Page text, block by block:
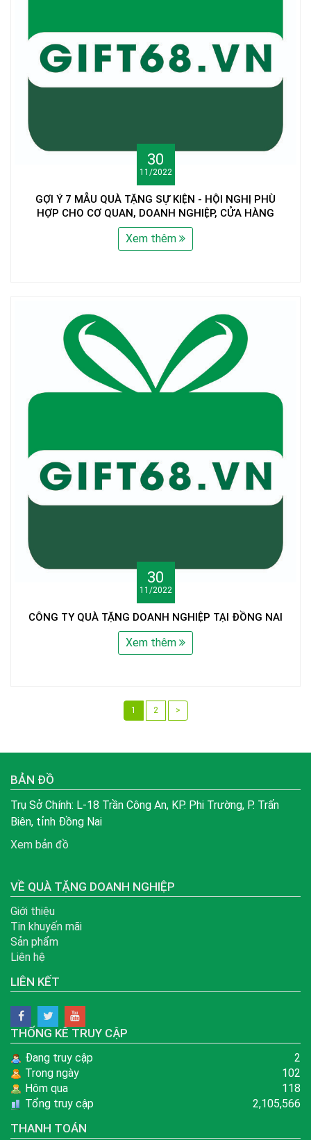
30
11/2022
GỢI Ý 7 MẪU QUÀ TẶNG SỰ KIỆN - HỘI NGHỊ PHÙ
HỢP CHO CƠ QUAN, DOANH NGHIỆP, CỬA HÀNG
Xem thêm
30
11/2022
CÔNG TY QUÀ TẶNG DOANH NGHIỆP TẠI ĐỒNG NAI
Xem thêm
1 2 >
BẢN ĐỒ
Trụ Sở Chính: L-18 Trần Công An, KP. Phi Trường, P. Trấn
Biên, tỉnh Đồng Nai
Xem bản đồ
VỀ QUÀ TẶNG DOANH NGHIỆP
Giới thiệu
Tin khuyến mãi
Sản phẩm
Liên hệ
LIÊN KẾT
THỐNG KÊ TRUY CẬP
Đang truy cập
2
Trong ngày
102
Hôm qua
118
Tổng truy cập
2,105,566
THANH TOÁN